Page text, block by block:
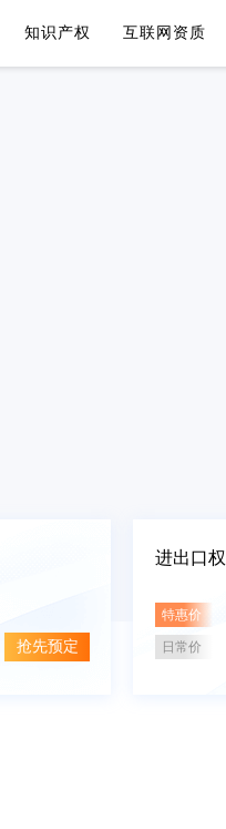
知识产权 互联网资质
抢先预定
进出口权
特惠价
日常价